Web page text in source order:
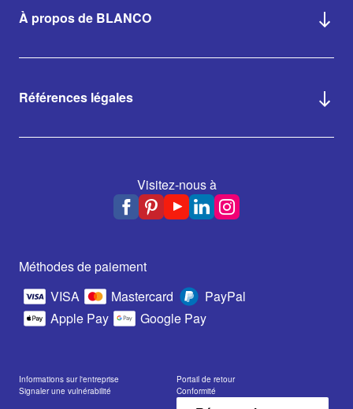
À propos de BLANCO
Références légales
Visitez-nous à
Méthodes de paiement
VISA
Mastercard
PayPal
Apple Pay
Google Pay
Informations sur l'entreprise
Portail de retour
Signaler une vulnérabilité
Conformité